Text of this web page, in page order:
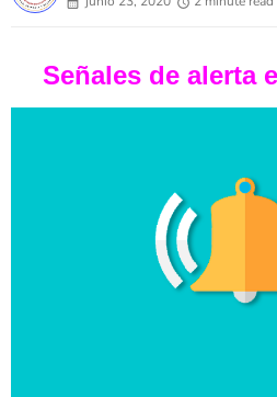
Señales de alerta